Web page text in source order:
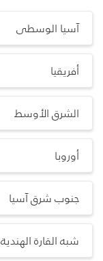
آسيا الوسطى
أفريقيا
الشرق الأوسط
أوروبا
جنوب شرق آسيا
شبه القارة الهندية